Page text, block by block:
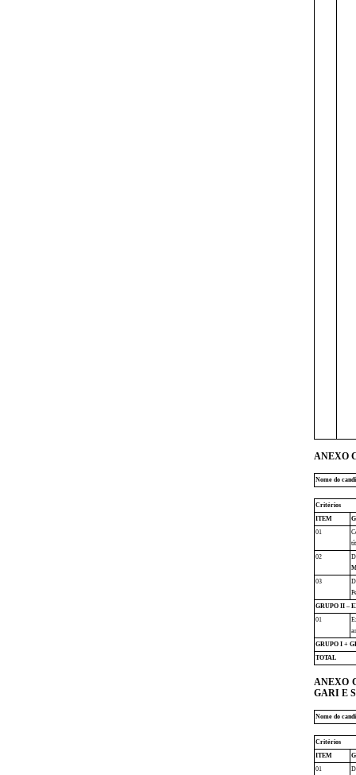
ANEXO
Nome do
Critérios
ITEM
01
02
03
GRUPO II –
01
GRUPO I +
TOTAL
ANEXO
GARI E
Nome do
Critérios
ITEM
01